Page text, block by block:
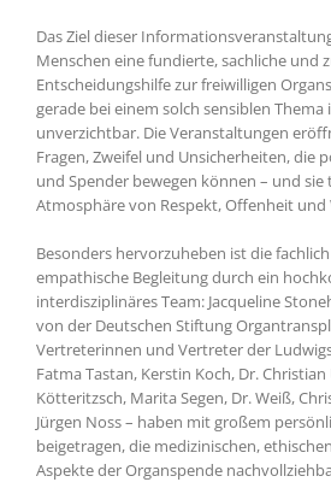
Das Ziel dieser
Menschen eine fundierte, sachliche und
Entscheidungshilfe zur freiwilligen
gerade bei einem solch sensiblen
unverzichtbar. Die Veranstaltungen
Fragen, Zweifel und Unsicherheiten, die
und Spender bewegen können – und sie
Atmosphäre von Respekt, Offenheit und
Besonders hervorzuheben ist die
empathische Begleitung durch ein
interdisziplinäres Team: Jacqueline
von der Deutschen Stiftung
Vertreterinnen und Vertreter der
Fatma Tastan, Kerstin Koch, Dr. Christian
Kötteritzsch, Marita Segen, Dr. Weiß,
Jürgen Noss – haben mit großem
beigetragen, die medizinischen,
Aspekte der Organspende